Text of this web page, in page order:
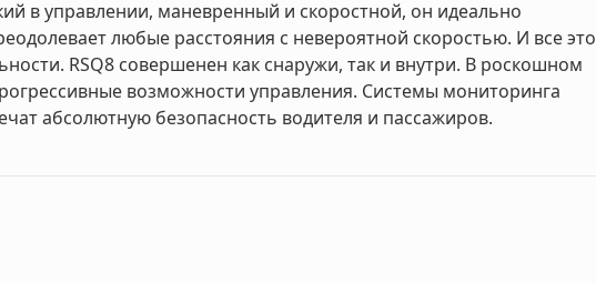
в управлении, маневренный и скоростной, он идеально
любые расстояния с невероятной скоростью. И все это
RSQ8 совершенен как снаружи, так и внутри. В роскошном
возможности управления. Системы мониторинга
абсолютную безопасность водителя и пассажиров.